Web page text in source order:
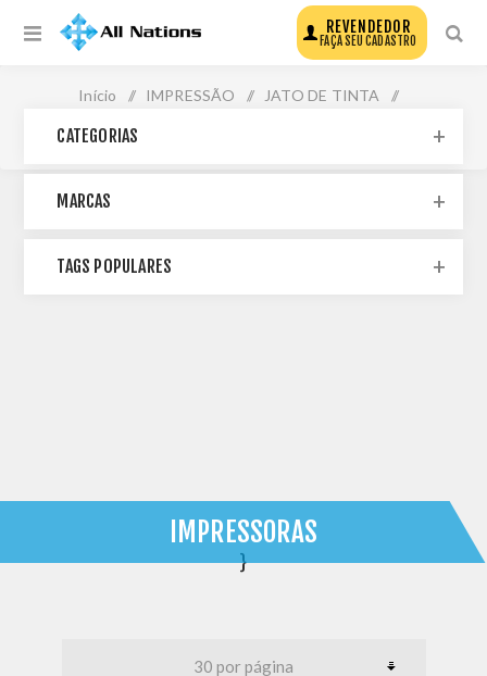
REVENDEDOR
FAÇA SEU CADASTRO
Início / IMPRESSÃO / JATO DE TINTA /
}
IMPRESSORAS
CATEGORIAS
MARCAS
TAGS POPULARES